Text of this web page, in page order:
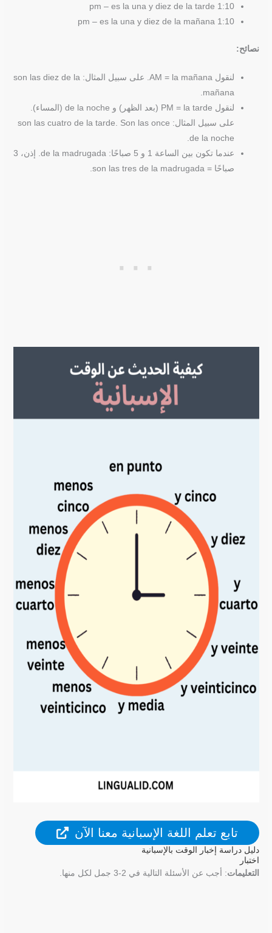
1:10 pm – es la una y diez de la tarde
1:10 pm – es la una y diez de la mañana
نصائح:
لنقول AM = la mañana. على سبيل المثال: son las diez de la
mañana.
لنقول PM = la tarde (بعد الظهر) و de la noche (المساء).
على سبيل المثال: son las cuatro de la tarde. Son las once
de la noche.
عندما تكون بين الساعة 1 و 5 صباحًا: de la madrugada. إذن، 3
صباحًا = son las tres de la madrugada.
تابع تعلم اللغة الإسبانية معنا الآن
دليل دراسة إخبار الوقت بالإسبانية
اختبار
التعليمات: أجب عن الأسئلة التالية في 2-3 جمل لكل منها.